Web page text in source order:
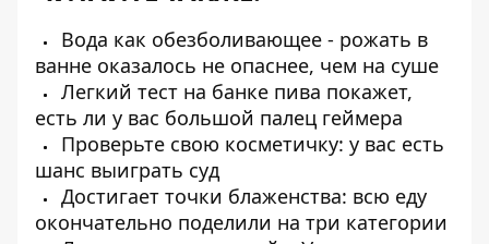
Вода как обезболивающее - рожать в
ванне оказалось не опаснее, чем на суше
Легкий тест на банке пива покажет,
есть ли у вас большой палец геймера
Проверьте свою косметичку: у вас есть
шанс выиграть суд
Достигает точки блаженства: всю еду
окончательно поделили на три категории